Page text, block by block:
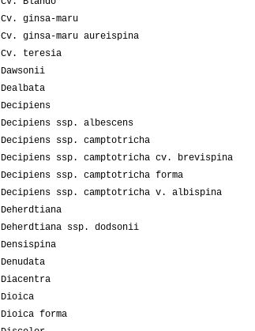
Cv. ginsa-maru
Cv. ginsa-maru aureispina
Cv. teresia
Dawsonii
Dealbata
Decipiens
Decipiens ssp. albescens
Decipiens ssp. camptotricha
Decipiens ssp. camptotricha cv. brevispina
Decipiens ssp. camptotricha forma
Decipiens ssp. camptotricha v. albispina
Deherdtiana
Deherdtiana ssp. dodsonii
Densispina
Denudata
Diacentra
Dioica
Dioica forma